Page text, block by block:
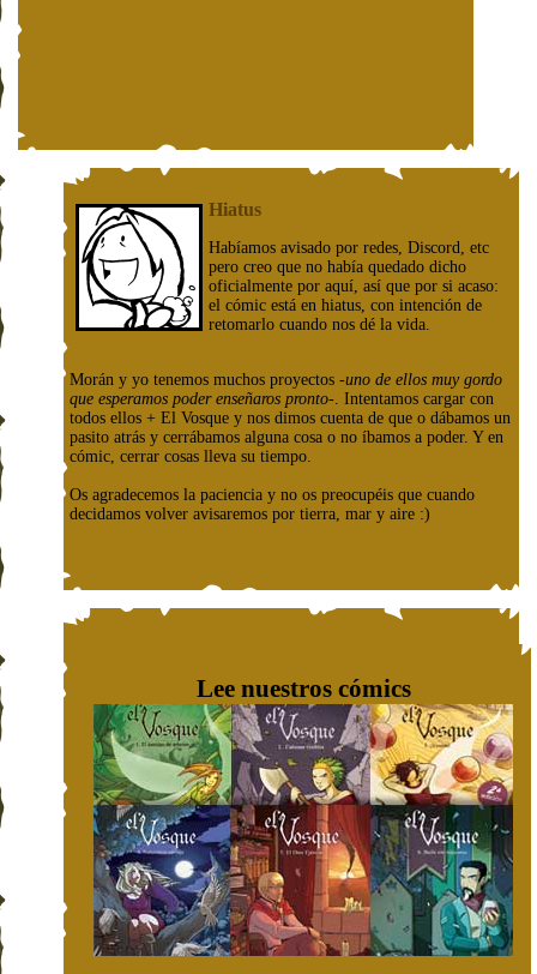
Hiatus
Habíamos avisado por redes, Discord, etc
pero creo que no había quedado dicho
oficialmente por aquí, así que por si acaso:
el cómic está en hiatus, con intención de
retomarlo cuando nos dé la vida.
Morán y yo tenemos muchos proyectos -uno de ellos muy gordo
que esperamos poder enseñaros pronto-. Intentamos cargar con
todos ellos + El Vosque y nos dimos cuenta de que o dábamos un
pasito atrás y cerrábamos alguna cosa o no íbamos a poder. Y en
cómic, cerrar cosas lleva su tiempo.
Os agradecemos la paciencia y no os preocupéis que cuando
decidamos volver avisaremos por tierra, mar y aire :)
Lee nuestros cómics